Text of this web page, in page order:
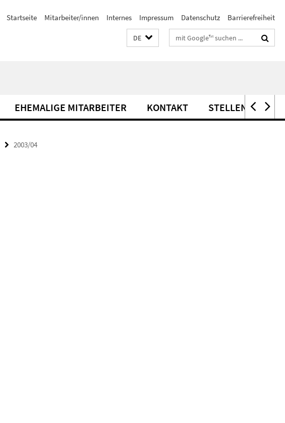
Startseite Mitarbeiter/innen Internes Impressum Datenschutz Barrierefreiheit
DE Suchbegriffe
EHEMALIGE MITARBEITER KONTAKT
2003/04